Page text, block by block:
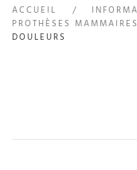
ACCUEIL
PROTHÈSES
DOULEURS